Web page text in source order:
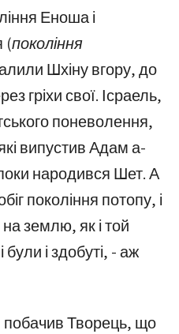
Еноша і
(покоління
Шхіну вгору, до
гріхи свої. Ісраель,
поневолення,
випустив Адам а-
народився Шет. А
покоління потопу, і
землю, як і той
були і здобуті, - аж
побачив Творець, що